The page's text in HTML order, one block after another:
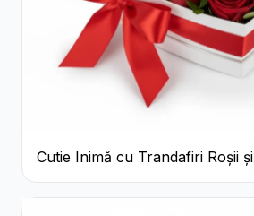
Cutie Inimă cu Trandafiri Roșii și
Bomboane Raffaello